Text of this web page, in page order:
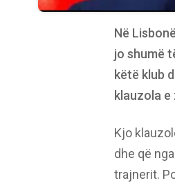
Në
jo shumë
këtë klub
klauzola
Kjo
dhe që
trajnerit.